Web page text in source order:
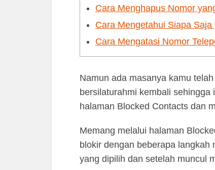
Cara Menghapus Nomor
Cara Mengetahui Siapa
Cara Mengatasi Nomor
Namun ada masanya kamu
bersilaturahmi kembali
halaman Blocked Contacts dan
Memang melalui halaman
blokir dengan beberapa
yang dipilih dan setelah muncul